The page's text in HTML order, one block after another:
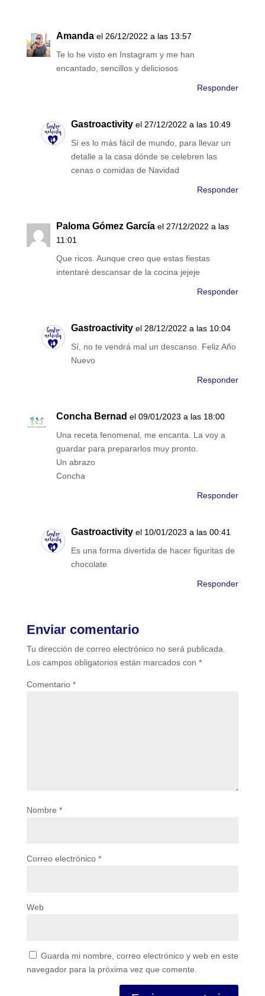
Amanda el 26/12/2022 a las 13:57
Te lo he visto en Instagram y me han
encantado, sencillos y deliciosos
Responder
Gastroactivity el 27/12/2022 a las 10:49
Sí es lo más fácil de mundo, para llevar un
detalle a la casa dónde se celebren las
cenas o comidas de Navidad
Responder
Paloma Gómez García el 27/12/2022 a las
11:01
Que ricos. Aunque creo que estas fiestas
intentaré descansar de la cocina jejeje
Responder
Gastroactivity el 28/12/2022 a las 10:04
Sí, no te vendrá mal un descanso. Feliz Año
Nuevo
Responder
Concha Bernad el 09/01/2023 a las 18:00
Una receta fenomenal, me encanta. La voy a
guardar para prepararlos muy pronto.
Un abrazo
Concha
Responder
Gastroactivity el 10/01/2023 a las 00:41
Es una forma divertida de hacer figuritas de
chocolate
Responder
Enviar comentario
Tu dirección de correo electrónico no será publicada.
Los campos obligatorios están marcados con *
Comentario *
Nombre *
Correo electrónico *
Web
Guarda mi nombre, correo electrónico y web en este
navegador para la próxima vez que comente.